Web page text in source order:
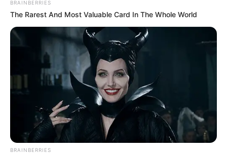
BRAINBERRIES
The Rarest And Most Valuable Card In The Whole World
BRAINBERRIES